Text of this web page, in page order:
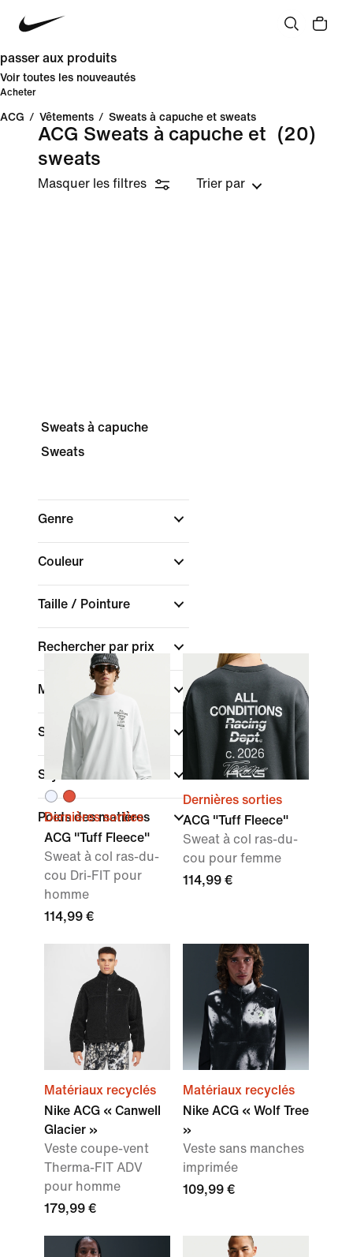
passer aux produits
Voir toutes les nouveautés
Acheter
ACG / Vêtements / Sweats à capuche et sweats
ACG Sweats à capuche et
sweats
(20)
Masquer les filtres Trier par
Sweats à capuche
Sweats
Genre
Couleur
Taille / Pointure
Rechercher par prix
Marque (1)
Sport
Style
Poids des matières
Dernières sorties
ACG "Tuff Fleece"
Sweat à col ras-du-
cou Dri-FIT pour
homme
114,99 €
Dernières sorties
ACG "Tuff Fleece"
Sweat à col ras-du-
cou pour femme
114,99 €
Matériaux recyclés
Nike ACG « Canwell
Glacier »
Veste coupe-vent
Therma-FIT ADV
pour homme
179,99 €
Matériaux recyclés
Nike ACG « Wolf Tree
»
Veste sans manches
imprimée
109,99 €